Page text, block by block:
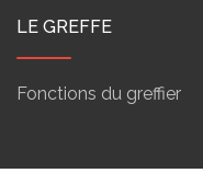
LE GREFFE
Fonctions du greffier